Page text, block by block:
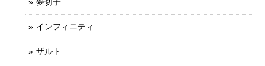
インフィニティ
ザルト